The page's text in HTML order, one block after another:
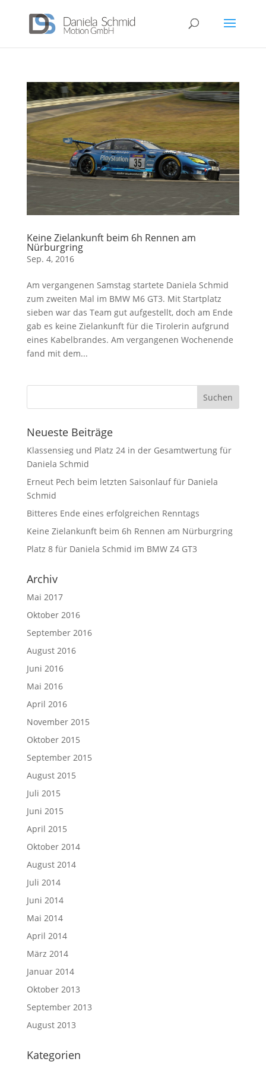
Keine Zielankunft beim 6h Rennen am
Nürburgring
Sep. 4, 2016
Am vergangenen Samstag startete Daniela Schmid
zum zweiten Mal im BMW M6 GT3. Mit Startplatz
sieben war das Team gut aufgestellt, doch am Ende
gab es keine Zielankunft für die Tirolerin aufgrund
eines Kabelbrandes. Am vergangenen Wochenende
fand mit dem...
Neueste Beiträge
Klassensieg und Platz 24 in der Gesamtwertung für
Daniela Schmid
Erneut Pech beim letzten Saisonlauf für Daniela
Schmid
Bitteres Ende eines erfolgreichen Renntags
Keine Zielankunft beim 6h Rennen am Nürburgring
Platz 8 für Daniela Schmid im BMW Z4 GT3
Archiv
Mai 2017
Oktober 2016
September 2016
August 2016
Juni 2016
Mai 2016
April 2016
November 2015
Oktober 2015
September 2015
August 2015
Juli 2015
Juni 2015
April 2015
Oktober 2014
August 2014
Juli 2014
Juni 2014
Mai 2014
April 2014
März 2014
Januar 2014
Oktober 2013
September 2013
August 2013
Kategorien